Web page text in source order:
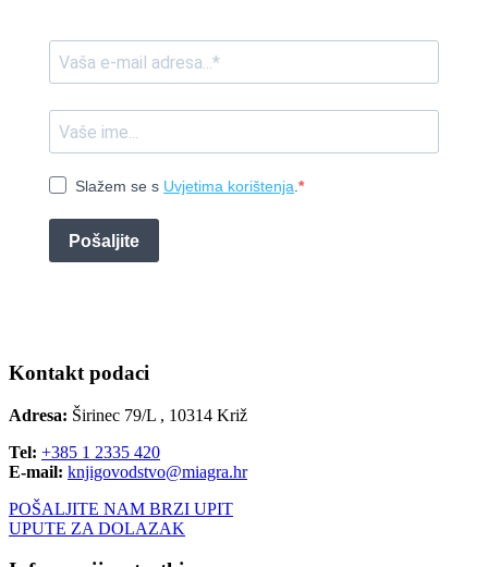
Slažem se s Uvjetima korištenja.
Pošaljite
Kontakt podaci
Adresa: Širinec 79/L , 10314 Križ
Tel: +385 1 2335 420
E-mail: knjigovodstvo@miagra.hr
POŠALJITE NAM BRZI UPIT
UPUTE ZA DOLAZAK